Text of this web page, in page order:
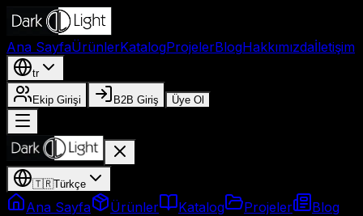
Ana SayfaÜrünlerKatalogProjelerBlogHakkımızdaİletişim
tr
Ekip Girişi B2B Giriş Üye Ol
🇹🇷Türkçe
Ana Sayfa Ürünler Katalog Projeler
Blog